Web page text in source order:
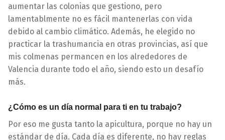
aumentar las colonias que gestiono, pero
lamentablmente no es fácil mantenerlas con vida
debido al cambio climático. Además, he elegido no
practicar la trashumancia en otras provincias, así que
mis colmenas permancen en los alrededores de
Valencia durante todo el año, siendo esto un desafío
más.
¿Cómo es un día normal para ti en tu trabajo?
Por eso me gusta tanto la apicultura, porque no hay un
estándar de día. Cada día es diferente, no hay reglas